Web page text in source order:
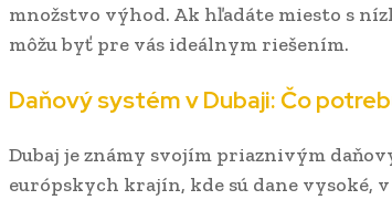
množstvo výhod. Ak hľadáte miesto s
môžu byť pre vás ideálnym riešením.
Daňový systém v Dubaji: Čo
Dubaj je známy svojím priaznivým
európskych krajín, kde sú dane vysoké,